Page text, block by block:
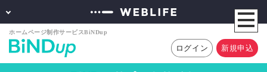
ログイン 新規申込